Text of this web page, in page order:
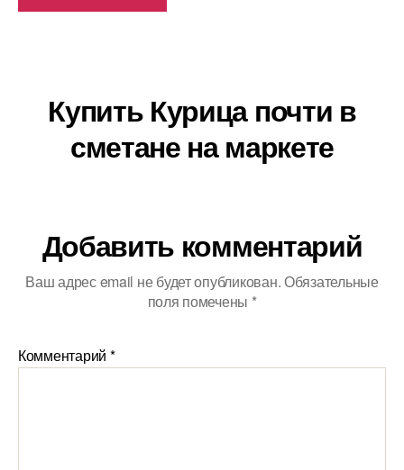
Купить Курица почти в
сметане на маркете
Добавить комментарий
Ваш адрес email не будет опубликован.Обязательные
поля помечены *
Комментарий *